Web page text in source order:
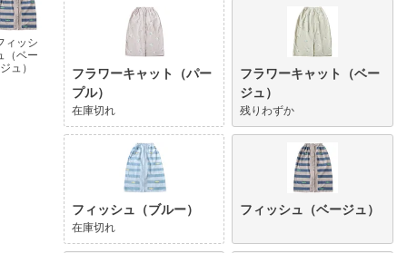
ィッシ
（ベー
ジュ）
フラワーキャット（パー
プル）
在庫切れ
フラワーキャット（ベー
ジュ）
残りわずか
フィッシュ（ブルー）
在庫切れ
フィッシュ（ベージュ）